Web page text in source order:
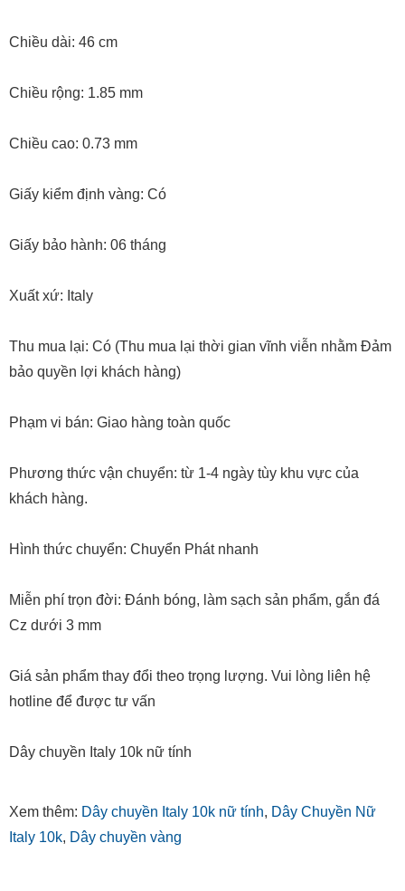
Chiều dài: 46 cm
Chiều rộng: 1.85 mm
Chiều cao: 0.73 mm
Giấy kiểm định vàng: Có
Giấy bảo hành: 06 tháng
Xuất xứ: Italy
Thu mua lại: Có (Thu mua lại thời gian vĩnh viễn nhằm Đảm
bảo quyền lợi khách hàng)
Phạm vi bán: Giao hàng toàn quốc
Phương thức vận chuyển: từ 1-4 ngày tùy khu vực của
khách hàng.
Hình thức chuyển: Chuyển Phát nhanh
Miễn phí trọn đời: Đánh bóng, làm sạch sản phẩm, gắn đá
Cz dưới 3 mm
Giá sản phẩm thay đổi theo trọng lượng. Vui lòng liên hệ
hotline để được tư vấn
Dây chuyền Italy 10k nữ tính
Xem thêm: Dây chuyền Italy 10k nữ tính, Dây Chuyền Nữ
Italy 10k, Dây chuyền vàng